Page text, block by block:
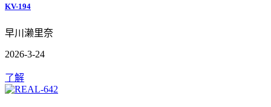
KV-194
早川濑里奈
2026-3-24
了解